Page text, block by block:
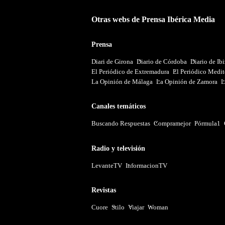
Otras webs de Prensa Ibérica Media
Prensa
Diari de Girona Diario de Córdoba Diario de
El Periódico de Extremadura El Periódico
La Opinión de Málaga La Opinión de Zamora
Canales temáticos
Buscando Respuestas Compramejor Fórmula1
Radio y televisión
LevanteTV InformacionTV
Revistas
Cuore Stilo Viajar Woman